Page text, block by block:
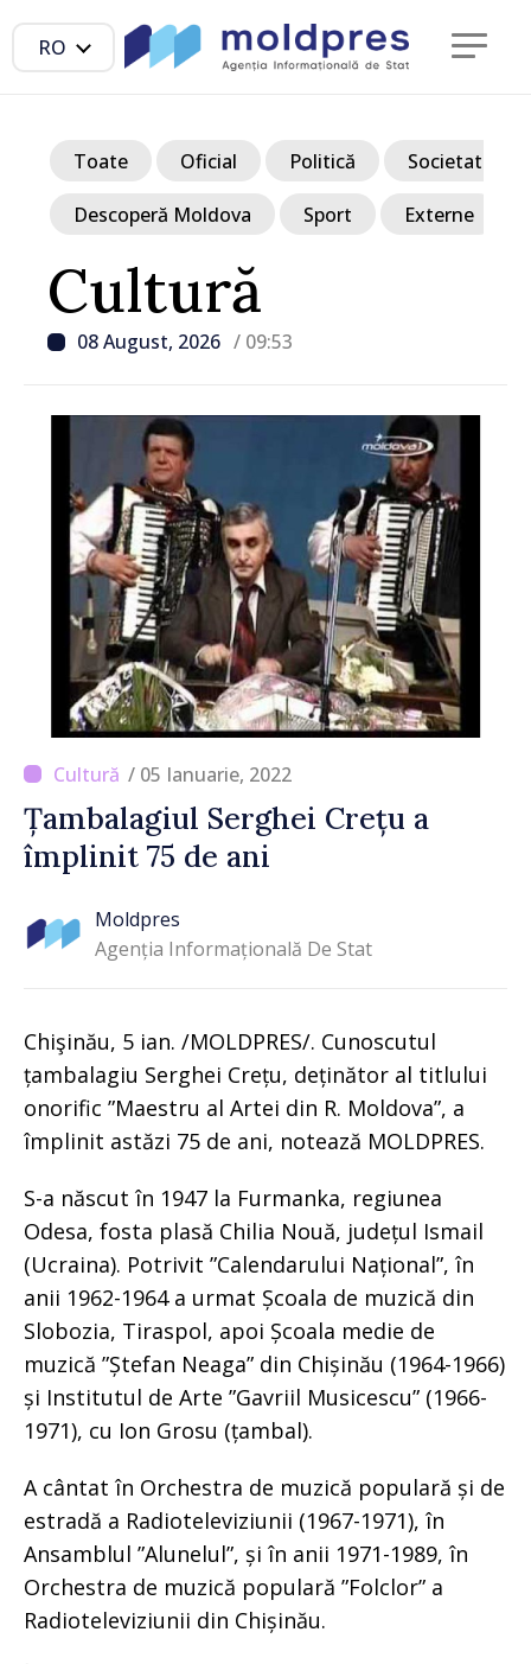
RO
Cultură
08 August, 2026 / 09:53
Toate Oficial Politică Societate
Descoperă Moldova Sport Externe
/ 05 Ianuarie, 2022
Țambalagiul Serghei Crețu a
împlinit 75 de ani
Moldpres
Agenția Informațională De Stat
Chişinău, 5 ian. /MOLDPRES/. Cunoscutul
țambalagiu Serghei Crețu, deținător al titlului
onorific ”Maestru al Artei din R. Moldova”, a
împlinit astăzi 75 de ani, notează MOLDPRES.
S-a născut în 1947 la Furmanka, regiunea
Odesa, fosta plasă Chilia Nouă, județul Ismail
(Ucraina). Potrivit ”Calendarului Național”, în
anii 1962-1964 a urmat Școala de muzică din
Slobozia, Tiraspol, apoi Școala medie de
muzică ”Ștefan Neaga” din Chișinău (1964-1966)
și Institutul de Arte ”Gavriil Musicescu” (1966-
1971), cu Ion Grosu (țambal).
A cântat în Orchestra de muzică populară și de
estradă a Radioteleviziunii (1967-1971), în
Ansamblul ”Alunelul”, și în anii 1971-1989, în
Orchestra de muzică populară ”Folclor” a
Radioteleviziunii din Chișinău.